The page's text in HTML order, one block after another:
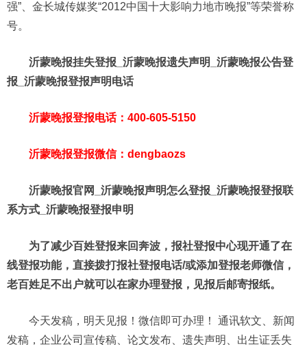
强”、金长城传媒奖“2012中国十大影响力地市晚报”等荣誉称
号。
沂蒙晚报挂失登报_沂蒙晚报遗失声明_沂蒙晚报公告登
报_沂蒙晚报登报声明电话
沂蒙晚报登报电话：400-605-5150
沂蒙晚报登报微信：dengbaozs
沂蒙晚报官网_沂蒙晚报声明怎么登报_沂蒙晚报登报联
系方式_沂蒙晚报登报申明
为了减少百姓登报来回奔波，报社登报中心现开通了在
线登报功能，直接拨打报社登报电话/或添加登报老师微信，
老百姓足不出户就可以在家办理登报，见报后邮寄报纸。
今天发稿，明天见报！微信即可办理！ 通讯软文、新闻
发稿，企业公司宣传稿、论文发布、遗失声明、出生证丢失